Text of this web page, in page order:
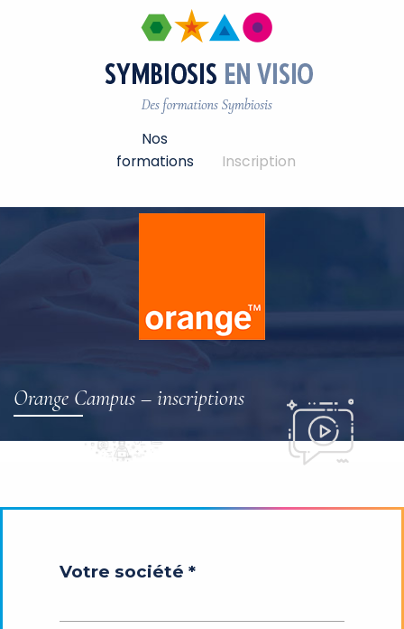
Nos
formations
Inscription
Orange Campus – inscriptions
Votre société *